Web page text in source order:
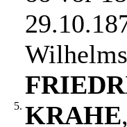
5. KRAHE,